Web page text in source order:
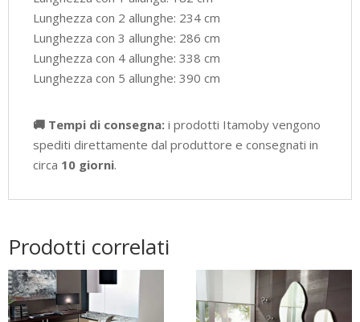
Lunghezza con 2 allunghe: 234 cm
Lunghezza con 3 allunghe: 286 cm
Lunghezza con 4 allunghe: 338 cm
Lunghezza con 5 allunghe: 390 cm
🚚 Tempi di consegna: i prodotti Itamoby vengono
spediti direttamente dal produttore e consegnati in
circa 10 giorni.
Prodotti correlati